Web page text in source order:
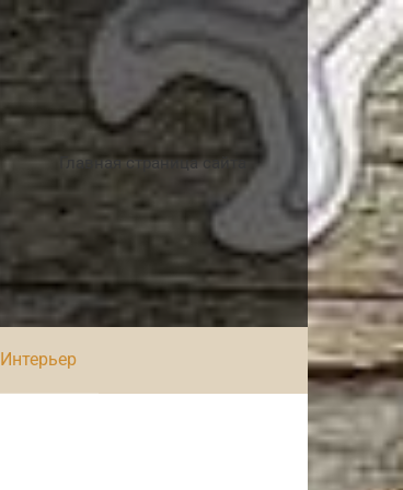
Главная страница сайта
Интерьер